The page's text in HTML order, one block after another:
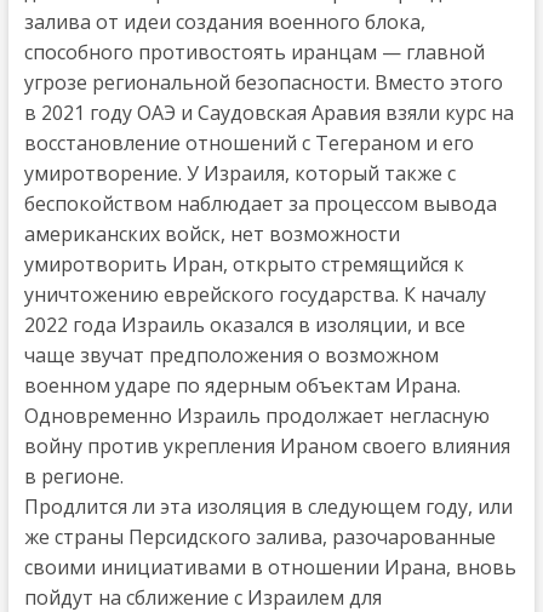
залива от идеи создания военного блока,
способного противостоять иранцам — главной
угрозе региональной безопасности. Вместо этого
в 2021 году ОАЭ и Саудовская Аравия взяли курс на
восстановление отношений с Тегераном и его
умиротворение. У Израиля, который также с
беспокойством наблюдает за процессом вывода
американских войск, нет возможности
умиротворить Иран, открыто стремящийся к
уничтожению еврейского государства. К началу
2022 года Израиль оказался в изоляции, и все
чаще звучат предположения о возможном
военном ударе по ядерным объектам Ирана.
Одновременно Израиль продолжает негласную
войну против укрепления Ираном своего влияния
в регионе.
Продлится ли эта изоляция в следующем году, или
же страны Персидского залива, разочарованные
своими инициативами в отношении Ирана, вновь
пойдут на сближение с Израилем для